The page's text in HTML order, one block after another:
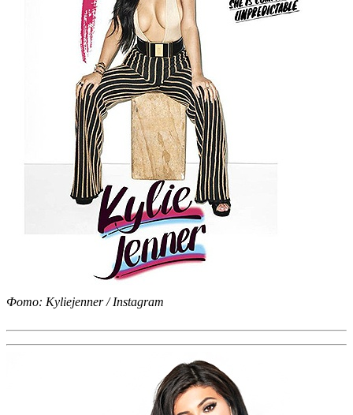
Фото: Kyliejenner / Instagram